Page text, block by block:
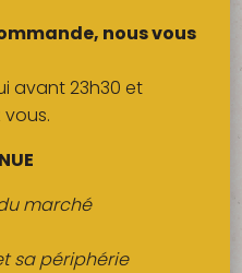
nous vous
avant 23h30 et
marché
sa périphérie